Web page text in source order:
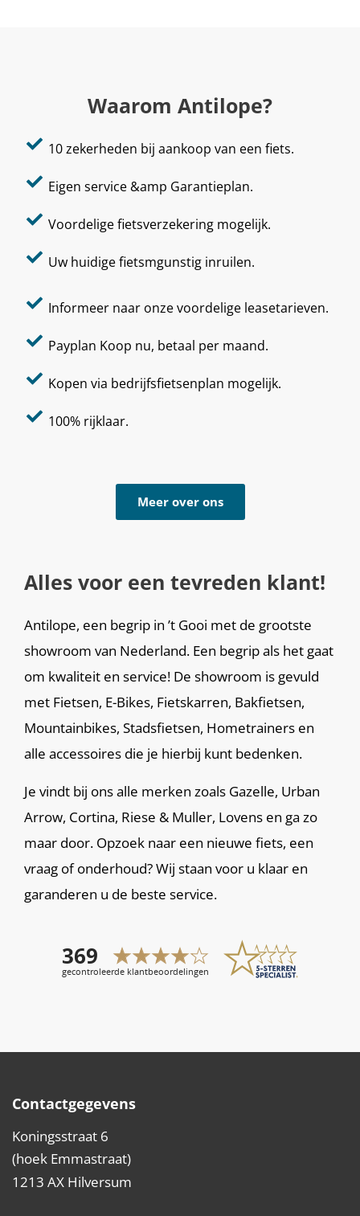
Waarom Antilope?
10 zekerheden bij aankoop van een fiets.
Eigen service &amp Garantieplan.
Voordelige fietsverzekering mogelijk.
Uw huidige fietsmgunstig inruilen.
Informeer naar onze voordelige leasetarieven.
Payplan Koop nu, betaal per maand.
Kopen via bedrijfsfietsenplan mogelijk.
100% rijklaar.
Meer over ons
Alles voor een tevreden klant!
Antilope, een begrip in ’t Gooi met de grootste
showroom van Nederland. Een begrip als het gaat
om kwaliteit en service! De showroom is gevuld
met Fietsen, E-Bikes, Fietskarren, Bakfietsen,
Mountainbikes, Stadsfietsen, Hometrainers en
alle accessoires die je hierbij kunt bedenken.
Je vindt bij ons alle merken zoals Gazelle, Urban
Arrow, Cortina, Riese & Muller, Lovens en ga zo
maar door. Opzoek naar een nieuwe fiets, een
vraag of onderhoud? Wij staan voor u klaar en
garanderen u de beste service.
Contactgegevens
Koningsstraat 6
(hoek Emmastraat)
1213 AX Hilversum